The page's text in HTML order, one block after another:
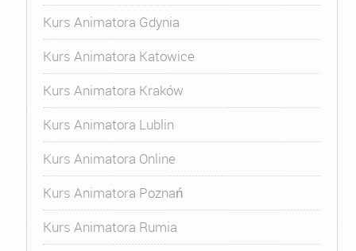
Kurs Animatora Gdynia
Kurs Animatora Katowice
Kurs Animatora Kraków
Kurs Animatora Lublin
Kurs Animatora Online
Kurs Animatora Poznań
Kurs Animatora Rumia